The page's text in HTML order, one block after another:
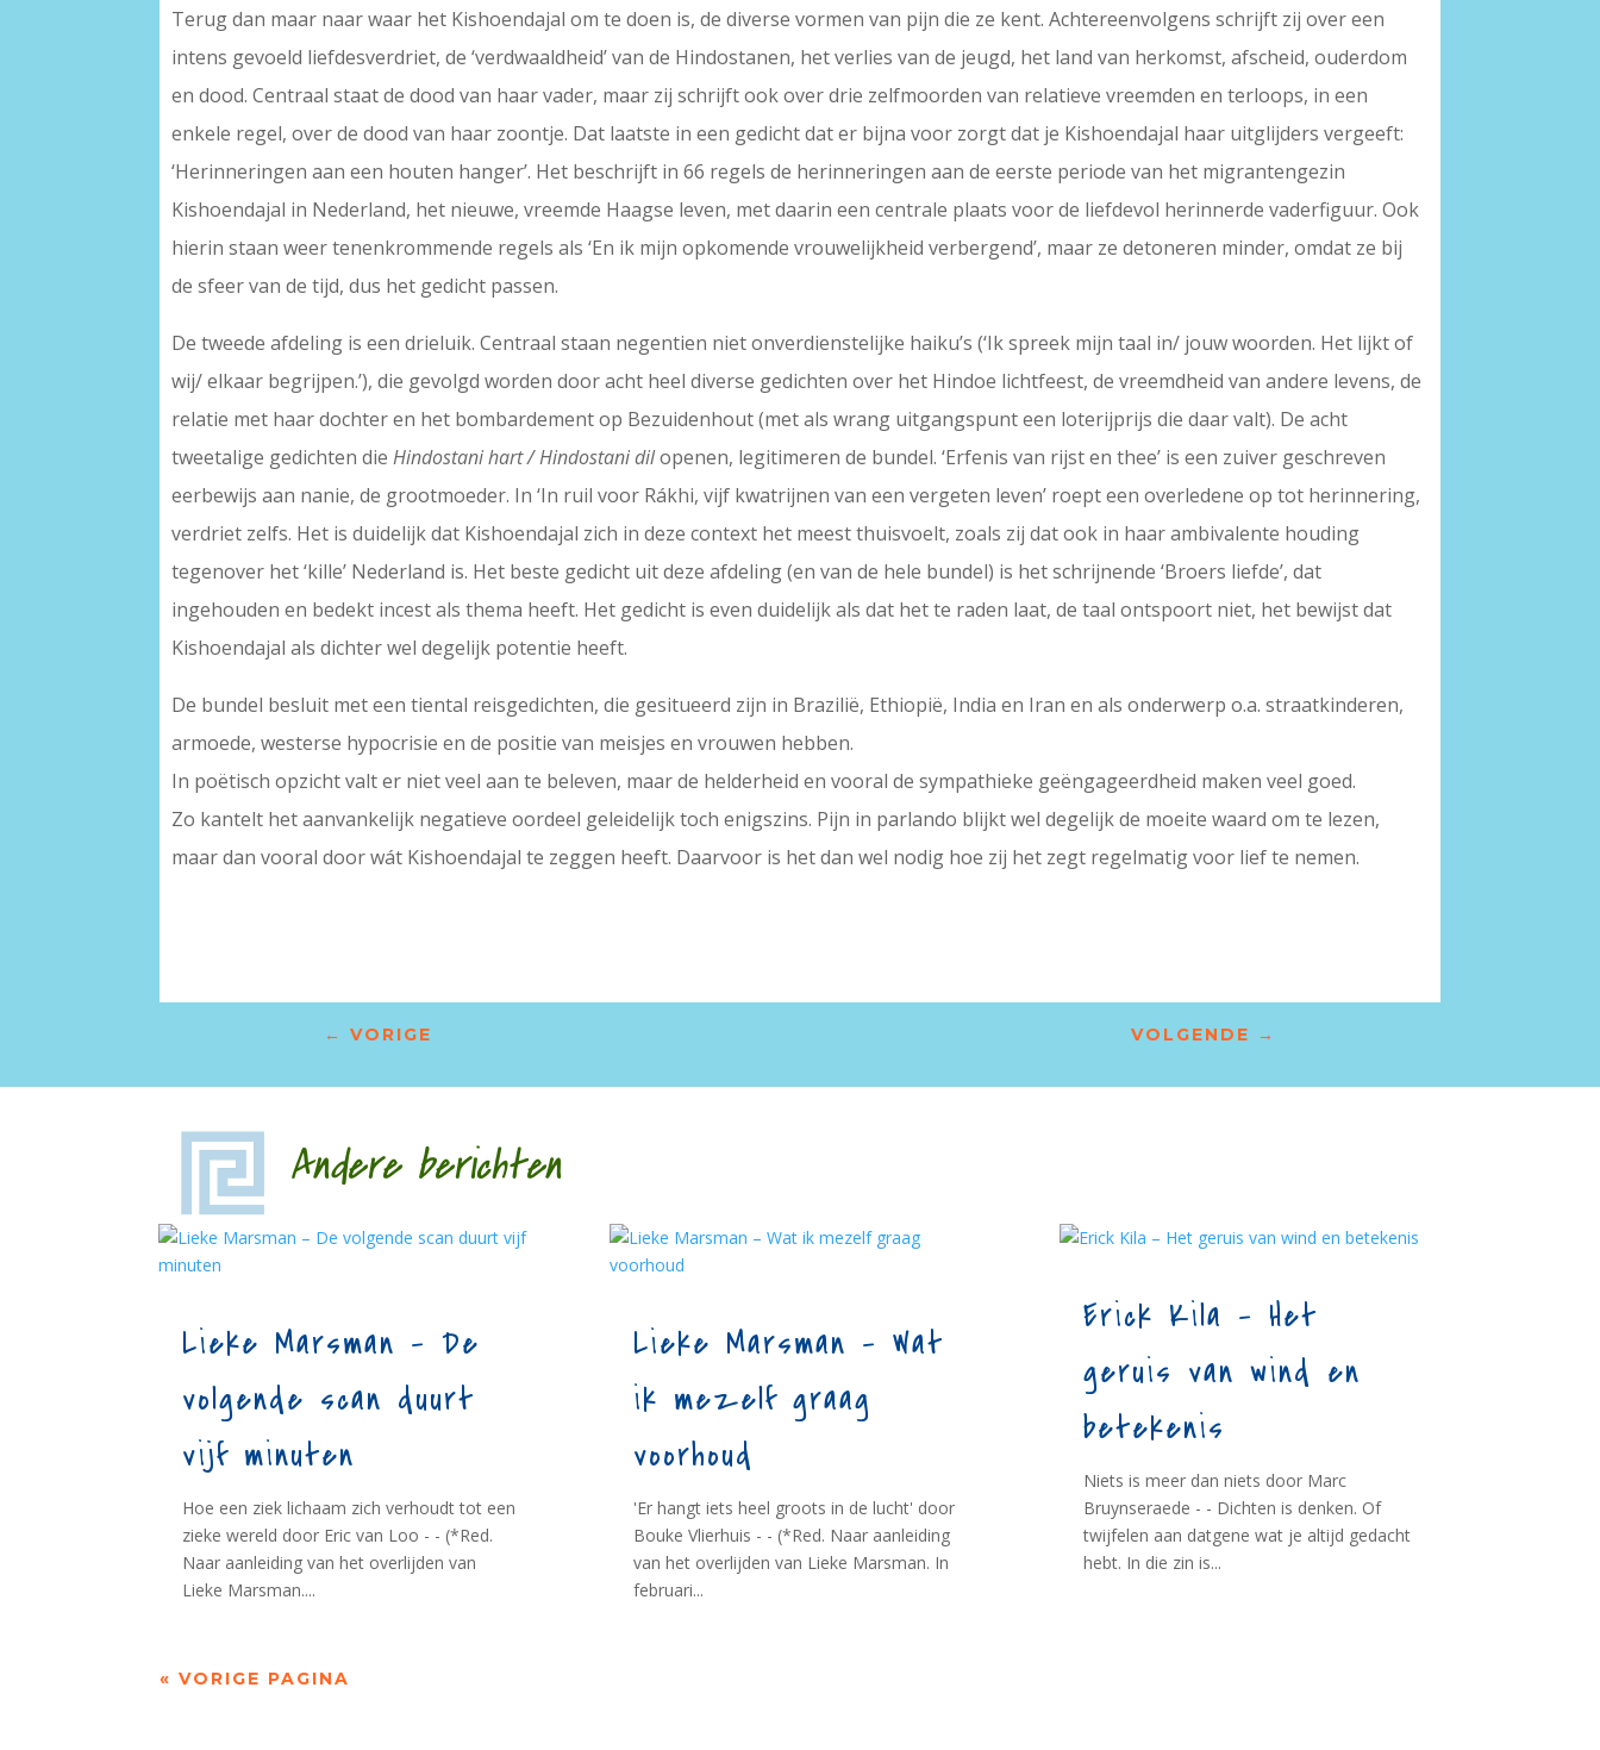
Terug dan maar naar waar het Kishoendajal om te doen is, de diverse vormen van pijn die ze kent. Achtereenvolgens schrijft zij over een
intens gevoeld liefdesverdriet, de ‘verdwaaldheid’ van de Hindostanen, het verlies van de jeugd, het land van herkomst, afscheid, ouderdom
en dood. Centraal staat de dood van haar vader, maar zij schrijft ook over drie zelfmoorden van relatieve vreemden en terloops, in een
enkele regel, over de dood van haar zoontje. Dat laatste in een gedicht dat er bijna voor zorgt dat je Kishoen­dajal haar uitglijders vergeeft:
‘Herinneringen aan een houten hanger’. Het beschrijft in 66 regels de herinneringen aan de eerste periode van het migrantengezin
Kishoendajal in Nederland, het nieuwe, vreemde Haagse leven, met daarin een centrale plaats voor de liefdevol herinnerde vaderfiguur. Ook
hierin staan weer tenenkrommende regels als ‘En ik mijn opkomende vrouwelijkheid verbergend’, maar ze detoneren minder, omdat ze bij
de sfeer van de tijd, dus het gedicht passen.
De tweede afdeling is een drieluik. Centraal staan negentien niet onverdienstelijke haiku’s (‘Ik spreek mijn taal in/ jouw woorden. Het lijkt of
wij/ elkaar begrijpen.’), die gevolgd worden door acht heel diverse gedichten over het Hindoe lichtfeest, de vreemdheid van andere levens, de
relatie met haar dochter en het bombardement op Bezuidenhout (met als wrang uitgangspunt een loterijprijs die daar valt). De acht
tweetalige gedichten dieHindostani hart / Hindostani dilopenen, legitimeren de bundel. ‘Erfenis van rijst en thee’ is een zuiver geschreven
eerbewijs aan nanie, de grootmoeder. In ‘In ruil voor Rákhi, vijf kwatrijnen van een vergeten leven’ roept een overledene op tot herinnering,
verdriet zelfs. Het is duidelijk dat Kishoendajal zich in deze context het meest thuisvoelt, zoals zij dat ook in haar ambivalente houding
tegenover het ‘kille’ Nederland is. Het beste gedicht uit deze afdeling (en van de hele bundel) is het schrijnende ‘Broers liefde’, dat
ingehouden en bedekt incest als thema heeft. Het gedicht is even duidelijk als dat het te raden laat, de taal ontspoort niet, het bewijst dat
Kishoendajal als dichter wel degelijk potentie heeft.
De bundel besluit met een tiental reisgedichten, die gesitueerd zijn in Brazilië, Ethiopië, India en Iran en als onderwerp o.a. straatkinderen,
armoede, westerse hypocrisie en de positie van meisjes en vrouwen hebben.
In poëtisch opzicht valt er niet veel aan te beleven, maar de helderheid en vooral de sympathieke geëngageerdheid maken veel goed.
Zo kantelt het aanvankelijk negatieve oordeel geleidelijk toch enigszins. Pijn in parlando blijkt wel degelijk de moeite waard om te lezen,
maar dan vooral door wát Kishoendajal te zeggen heeft. Daarvoor is het dan wel nodig hoe zij het zegt regelmatig voor lief te nemen.
← VORIGE VOLGENDE →
Andere berichten
Lieke Marsman – De
volgende scan duurt
vijf minuten
Hoe een ziek lichaam zich verhoudt tot een
zieke wereld door Eric van Loo - - (*Red.
Naar aanleiding van het overlijden van
Lieke Marsman....
Lieke Marsman – Wat
ik mezelf graag
voorhoud
'Er hangt iets heel groots in de lucht' door
Bouke Vlierhuis - - (*Red. Naar aanleiding
van het overlijden van Lieke Marsman. In
februari...
Erick Kila – Het
geruis van wind en
betekenis
Niets is meer dan niets door Marc
Bruynseraede - - Dichten is denken. Of
twijfelen aan datgene wat je altijd gedacht
hebt. In die zin is...
« VORIGE PAGINA